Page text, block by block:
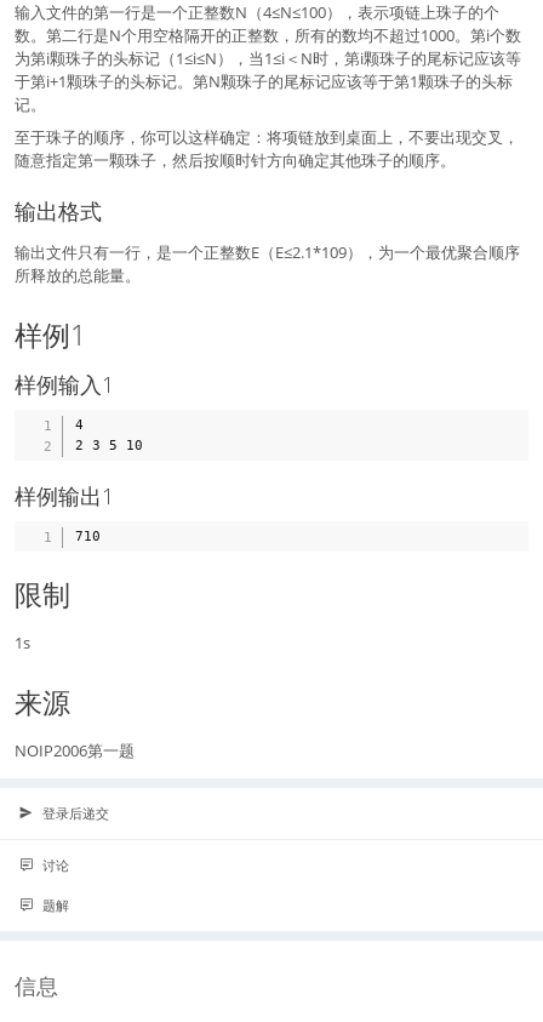
输入文件的第一行是一个正整数N（4≤N≤100），表示项链上珠子的个
数。第二行是N个用空格隔开的正整数，所有的数均不超过1000。第i个数
为第i颗珠子的头标记（1≤i≤N），当1≤i＜N时，第i颗珠子的尾标记应该等
于第i+1颗珠子的头标记。第N颗珠子的尾标记应该等于第1颗珠子的头标
记。
至于珠子的顺序，你可以这样确定：将项链放到桌面上，不要出现交叉，
随意指定第一颗珠子，然后按顺时针方向确定其他珠子的顺序。
输出格式
输出文件只有一行，是一个正整数E（E≤2.1*109），为一个最优聚合顺序
所释放的总能量。
样例1
样例输入1
4
样例输出1
限制
1s
来源
NOIP2006第一题
登录后递交
讨论
题解
信息